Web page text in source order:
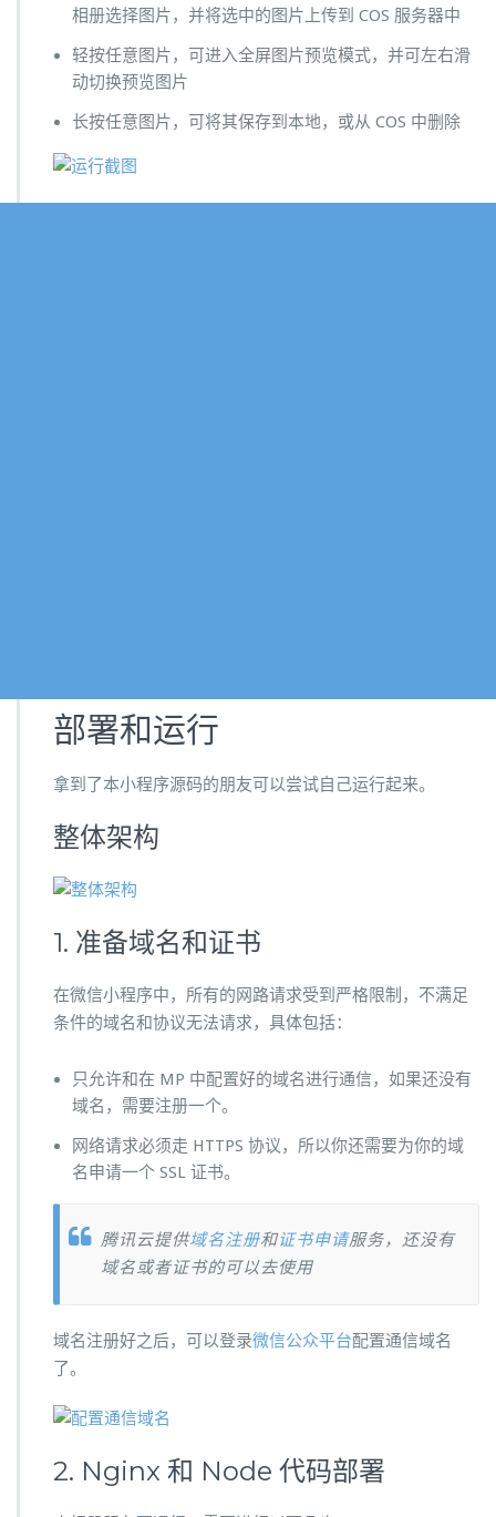
相册选择图片，并将选中的图片上传到 COS 服务器中
轻按任意图片，可进入全屏图片预览模式，并可左右滑
动切换预览图片
长按任意图片，可将其保存到本地，或从 COS 中删除
部署和运行
拿到了本小程序源码的朋友可以尝试自己运行起来。
整体架构
1. 准备域名和证书
在微信小程序中，所有的网路请求受到严格限制，不满足
条件的域名和协议无法请求，具体包括：
只允许和在 MP 中配置好的域名进行通信，如果还没有
域名，需要注册一个。
网络请求必须走 HTTPS 协议，所以你还需要为你的域
名申请一个 SSL 证书。
腾讯云提供域名注册和证书申请服务，还没有
域名或者证书的可以去使用
域名注册好之后，可以登录微信公众平台配置通信域名
了。
2. Nginx 和 Node 代码部署